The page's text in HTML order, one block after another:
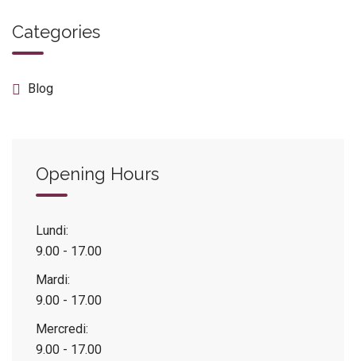
Categories
Blog
Opening Hours
Lundi:
9.00 - 17.00
Mardi:
9.00 - 17.00
Mercredi:
9.00 - 17.00